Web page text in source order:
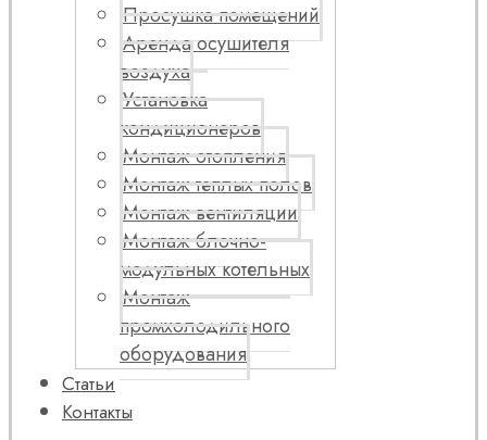
Просушка помещений
Аренда осушителя
воздуха
Установка
кондиционеров
Монтаж отопления
Монтаж теплых полов
Монтаж вентиляции
Монтаж блочно-
модульных котельных
Монтаж
промхолодильного
оборудования
Статьи
Контакты